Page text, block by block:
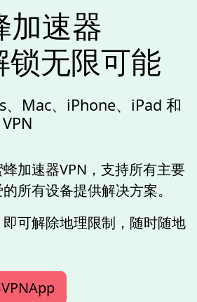
加速器
锁无限可能
Mac、iPhone、iPad 和
加速器VPN，支持所有主要
所有设备提供解决方案。
可解除地理限制，随时随地